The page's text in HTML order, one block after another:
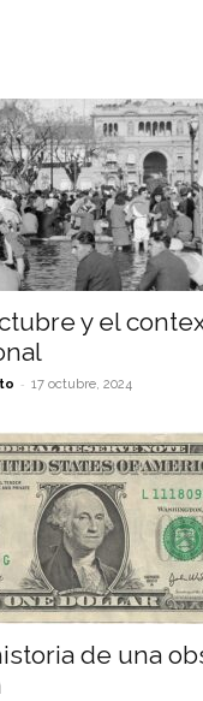
y el
- 17 octubre, 2024
de una